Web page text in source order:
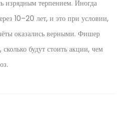
изрядным терпением. Иногда
10–20 лет, и это при условии,
оказались верными. Фишер
будут стоить акции, чем